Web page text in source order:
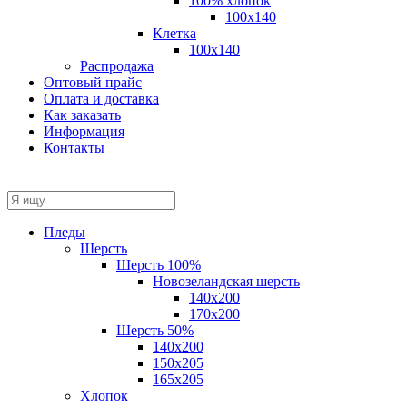
100x140
Клетка
100х140
Распродажа
Оптовый прайс
Оплата и доставка
Как заказать
Информация
Контакты
Пледы
Шерсть
Шерсть 100%
Новозеландская шерсть
140х200
170x200
Шерсть 50%
140x200
150х205
165х205
Хлопок